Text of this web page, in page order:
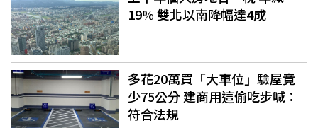
19% 雙北以南降幅達4成
多花20萬買「大車位」驗屋竟
少75公分 建商用這偷吃步喊：
符合法規